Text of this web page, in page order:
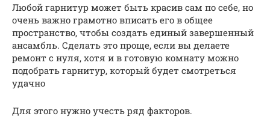
Любой гарнитур может быть красив сам по себе, но
очень важно грамотно вписать его в общее
пространство, чтобы создать единый завершенный
ансамбль. Сделать это проще, если вы делаете
ремонт с нуля, хотя и в готовую комнату можно
подобрать гарнитур, который будет смотреться
удачно
Для этого нужно учесть ряд факторов.